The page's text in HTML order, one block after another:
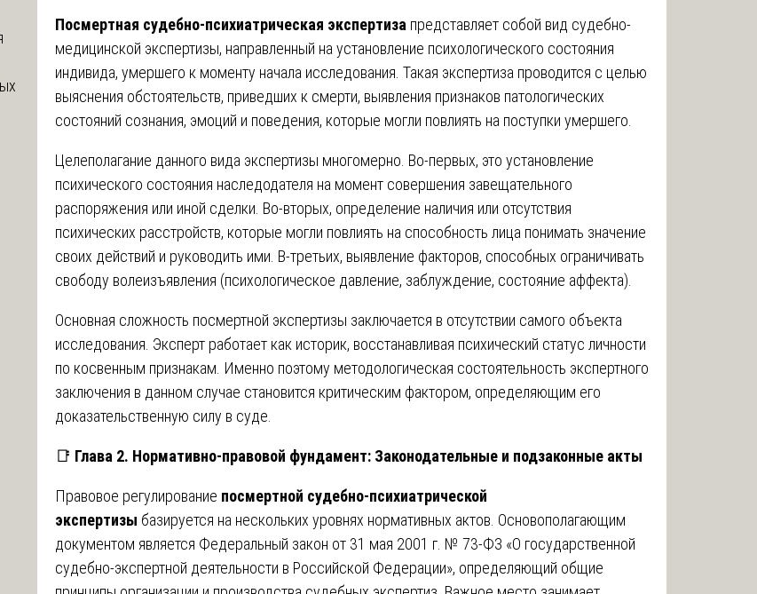
Посмертная судебно-психиатрическая экспертиза представляет собой вид судебно-
медицинской экспертизы, направленный на установление психологического состояния
индивида, умершего к моменту начала исследования. Такая экспертиза проводится с целью
выяснения обстоятельств, приведших к смерти, выявления признаков патологических
состояний сознания, эмоций и поведения, которые могли повлиять на поступки умершего.
Целеполагание данного вида экспертизы многомерно. Во-первых, это установление
психического состояния наследодателя на момент совершения завещательного
распоряжения или иной сделки. Во-вторых, определение наличия или отсутствия
психических расстройств, которые могли повлиять на способность лица понимать значение
своих действий и руководить ими. В-третьих, выявление факторов, способных ограничивать
свободу волеизъявления (психологическое давление, заблуждение, состояние аффекта).
Основная сложность посмертной экспертизы заключается в отсутствии самого объекта
исследования. Эксперт работает как историк, восстанавливая психический статус личности
по косвенным признакам. Именно поэтому методологическая состоятельность экспертного
заключения в данном случае становится критическим фактором, определяющим его
доказательственную силу в суде.
📑 Глава 2. Нормативно-правовой фундамент: Законодательные и подзаконные акты
Правовое регулирование посмертной судебно-психиатрической
экспертизы базируется на нескольких уровнях нормативных актов. Основополагающим
документом является Федеральный закон от 31 мая 2001 г. № 73-ФЗ «О государственной
судебно-экспертной деятельности в Российской Федерации», определяющий общие